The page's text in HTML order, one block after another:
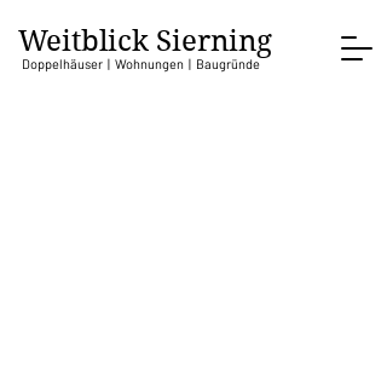
Weitblick Sierning
Doppelhäuser | Wohnungen | Baugründe